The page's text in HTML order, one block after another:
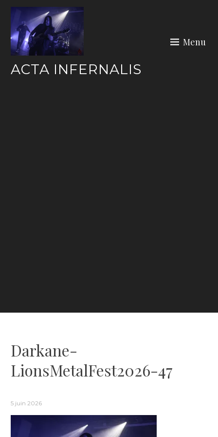
Skip
content
ACTA INFERNALIS
Menu
Darkane-
LionsMetalFest2026-47
5 juin 2026